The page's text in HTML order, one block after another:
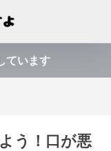
ています
う！口が悪